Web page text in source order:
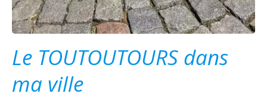
Le TOUTOUTOURS dans
ma ville